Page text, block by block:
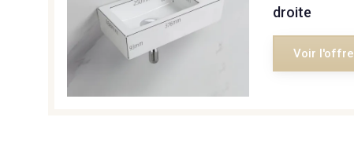
droite
Voir l'offre